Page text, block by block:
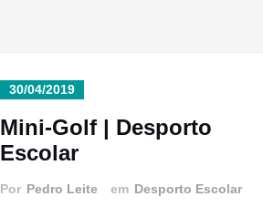
30/04/2019
Mini-Golf | Desporto
Escolar
Por Pedro Leite em Desporto Escolar